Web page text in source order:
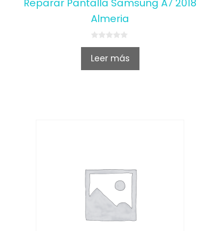
Reparar Pantalla Samsung A7 2018
Almeria
0
u
Leer más